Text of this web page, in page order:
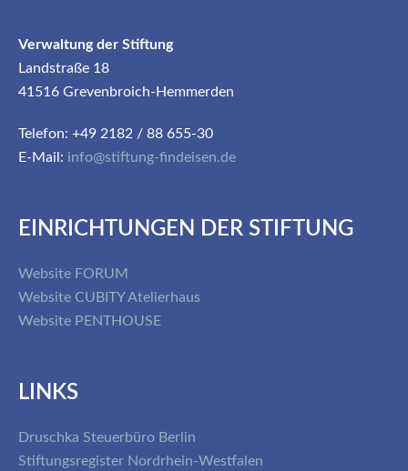
Verwaltung der Stiftung
Landstraße 18
41516 Grevenbroich-Hemmerden
Telefon: +49 2182 / 88 655-30
E-Mail: info@stiftung-findeisen.de
EINRICHTUNGEN DER STIFTUNG
Website FORUM
Website CUBITY Atelierhaus
Website PENTHOUSE
LINKS
Druschka Steuerbüro Berlin
Stiftungsregister Nordrhein-Westfalen